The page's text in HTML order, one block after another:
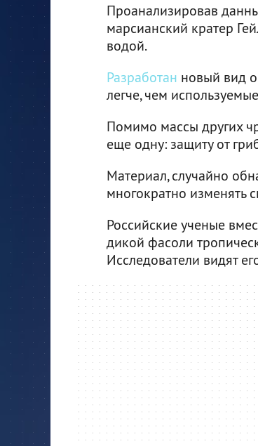
Проанализировав
марсианский кратер
водой.
Разработан новый вид
легче, чем
Помимо массы других
еще одну: защиту от
Материал, случайно
многократно изменять
Российские ученые
дикой фасоли
Исследователи видят